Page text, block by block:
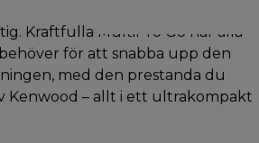
Kraftfulla MultiPro Go har alla
för att snabba upp den
med den prestanda du
Kenwood – allt i ett ultrakompakt